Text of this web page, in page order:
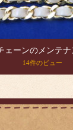
ェーンのメンテナ
14件のビュー